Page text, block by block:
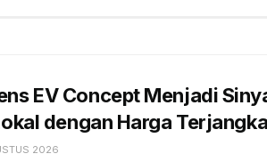
EV Concept Menjadi
dengan Harga
2026